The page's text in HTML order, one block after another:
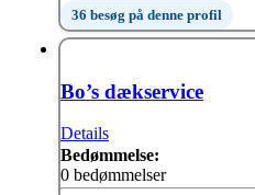
36 besøg på denne profil
Bo’s dækservice
Details
Bedømmelse:
0 bedømmelser